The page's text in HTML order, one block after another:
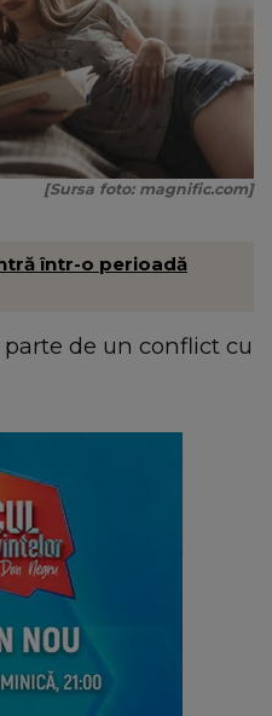
[Sursa foto: magnific.com]
într-o perioadă
parte de un conflict cu